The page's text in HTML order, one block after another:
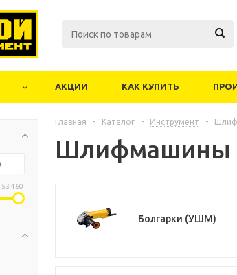
АКЦИИ КАК КУПИТЬ
53 460
Главная - Каталог - Инструмент -
Шлифмашины
Болгарки (УШМ)